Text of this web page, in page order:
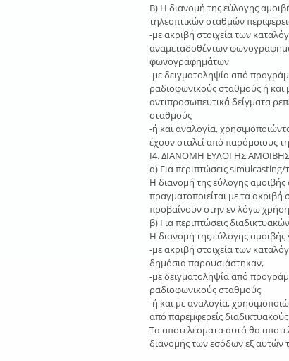
Β) Η διανομή της εύλογης
τηλεοπτικών σταθμών
-με ακριβή στοιχεία των
αναμεταδοθέντων
φωνογραφημάτων
-με δειγματοληψία από
ραδιοφωνικούς σταθμούς ή και
αντιπροσωπευτικά δείγματα
σταθμούς
-ή και αναλογία,
έχουν σταλεί από παρόμοιους
Ι4. ΔΙΑΝΟΜΗ ΕΥΛΟΓΗΣ
α) Για περιπτώσεις
Η διανομή της εύλογης
πραγματοποιείται με τα
προβαίνουν στην εν λόγω χρήση
β) Για περιπτώσεις
Η διανομή της εύλογης
-με ακριβή στοιχεία των
δημόσια παρουσιάστηκαν,
-με δειγματοληψία από
ραδιοφωνικούς σταθμούς
-ή και με αναλογία,
από παρεμφερείς
Τα αποτελέσματα αυτά θα
διανομής των εσόδων εξ αυτών